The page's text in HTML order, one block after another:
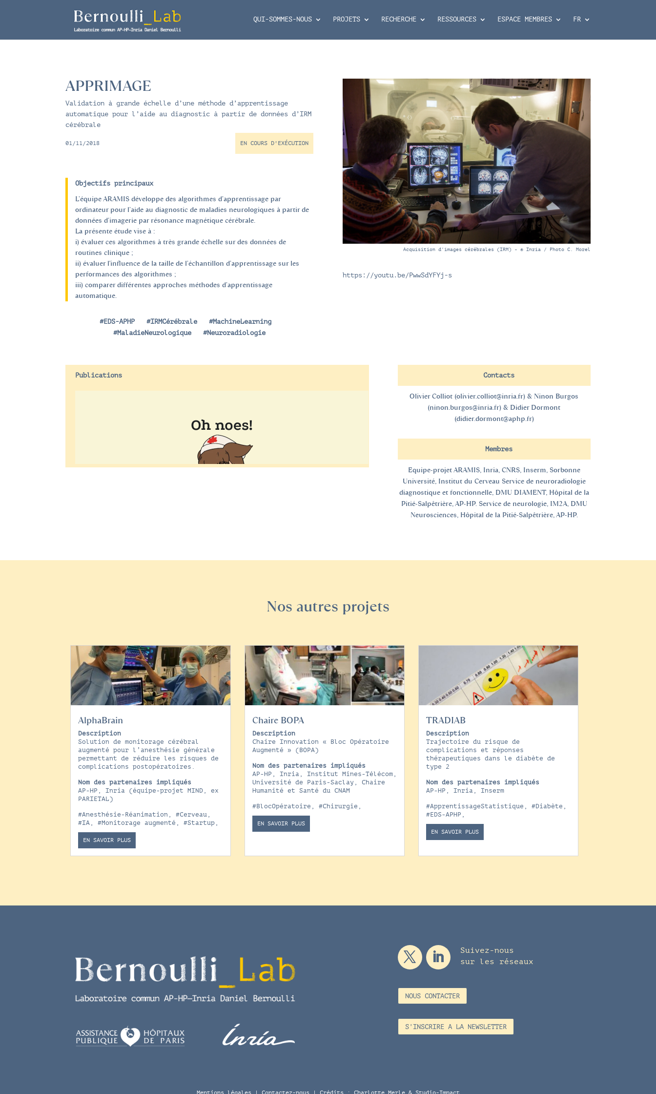
QUI-SOMMES-NOUS PROJETS RECHERCHE RESSOURCES ESPACE MEMBRES FR
APPRIMAGE
Validation à grande échelle d’une méthode d’apprentissage
automatique pour l’aide au diagnostic à partir de données d’IRM
cérébrale
EN COURS D'EXÉCUTION
01/11/2018
Objectifs principaux
L’équipe ARAMIS développe des algorithmes d’apprentissage par
ordinateur pour l’aide au diagnostic de maladies neurologiques à partir de
données d’imagerie par résonance magnétique cérébrale.
La présente étude vise à :
i) évaluer ces algorithmes à très grande échelle sur des données de
routines clinique ;
ii) évaluer l'influence de la taille de l’échantillon d’apprentissage sur les
performances des algorithmes ;
iii) comparer différentes approches méthodes d’apprentissage
automatique.
#EDS-APHP |#IRMCérébrale |#MachineLearning
#MaladieNeurologique |#Neuroradiologie
Acquisition d'images cérébrales (IRM) - © Inria / Photo C. Morel
https://youtu.be/PwwSdYFYj-s
Publications Contacts
Olivier Colliot (olivier.colliot@inria.fr) & Ninon Burgos
(ninon.burgos@inria.fr) & Didier Dormont
(didier.dormont@aphp.fr)
Membres
Equipe-projet ARAMIS, Inria, CNRS, Inserm, Sorbonne
Université, Institut du Cerveau Service de neuroradiologie
diagnostique et fonctionnelle, DMU DIAMENT, Hôpital de la
Pitié-Salpêtrière, AP-HP. Service de neurologie, IM2A, DMU
Neurosciences, Hôpital de la Pitié-Salpêtrière, AP-HP.
Nos autres projets
AlphaBrain
Description
Solution de monitorage cérébral
augmenté pour l’anesthésie générale
permettant de réduire les risques de
complications postopératoires.
Nom des partenaires impliqués
AP-HP, Inria (équipe-projet MIND, ex
PARIETAL)
#Anesthésie-Réanimation ,#Cerveau ,
#IA ,#Monitorage augmenté ,#Startup ,
EN SAVOIR PLUS
Chaire BOPA
Description
Chaire Innovation « Bloc Opératoire
Augmenté » (BOPA)
Nom des partenaires impliqués
AP-HP, Inria, Institut Mines-Télécom,
Université de Paris-Saclay, Chaire
Humanité et Santé du CNAM
#BlocOpératoire , #Chirurgie ,
EN SAVOIR PLUS
TRADIAB
Description
Trajectoire du risque de
complications et réponses
thérapeutiques dans le diabète de
type 2
Nom des partenaires impliqués
AP-HP, Inria, Inserm
#ApprentissageStatistique ,#Diabète ,
#EDS-APHP ,
EN SAVOIR PLUS
Suivez-nous
sur les réseaux
NOUS CONTACTER
S'INSCRIRE A LA NEWSLETTER
Mentions légales | Contactez-nous | Crédits : Charlotte Merle& Studio-Impact